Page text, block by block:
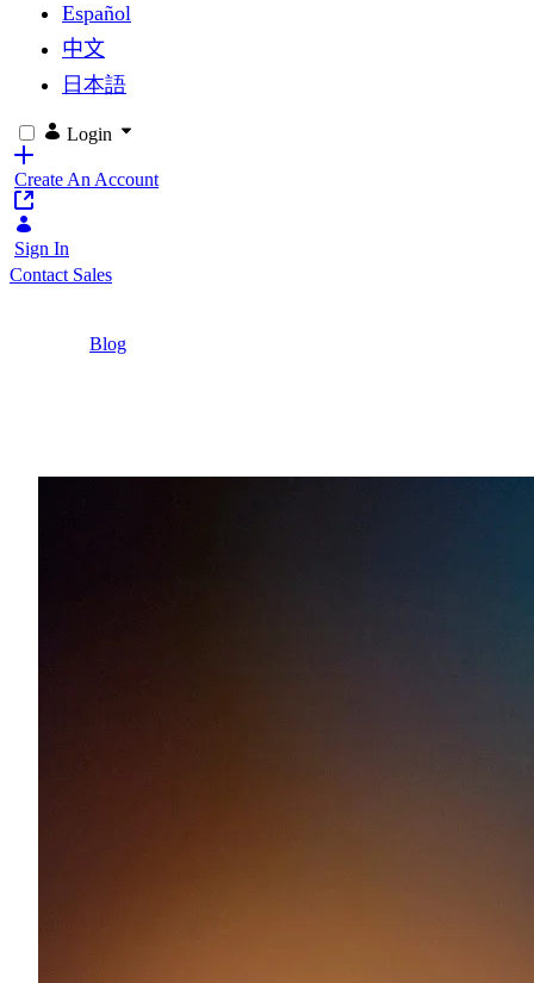
Español
中文
日本語
Login
Create An Account
Sign In
Contact Sales
Blog